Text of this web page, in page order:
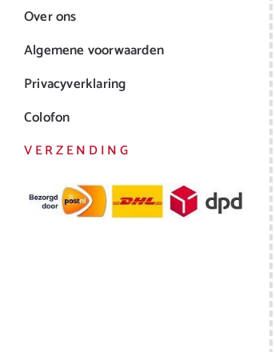
Over ons
Algemene voorwaarden
Privacyverklaring
Colofon
VERZENDING